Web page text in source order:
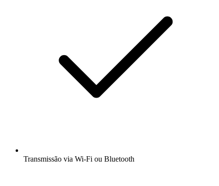
Transmissão via Wi-Fi ou Bluetooth